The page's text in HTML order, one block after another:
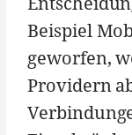
Beispiel
geworfen,
Providern